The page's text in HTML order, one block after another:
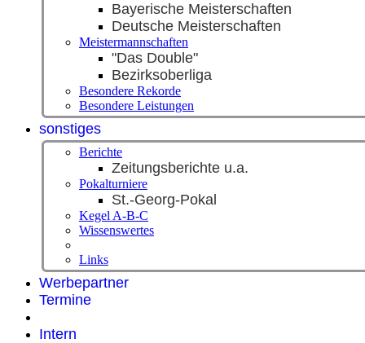
Bayerische Meisterschaften
Deutsche Meisterschaften
Meistermannschaften
"Das Double"
Bezirksoberliga
Besondere Rekorde
Besondere Leistungen
sonstiges
Berichte
Zeitungsberichte u.a.
Pokalturniere
St.-Georg-Pokal
Kegel A-B-C
Wissenswertes
Links
Werbepartner
Termine
Intern